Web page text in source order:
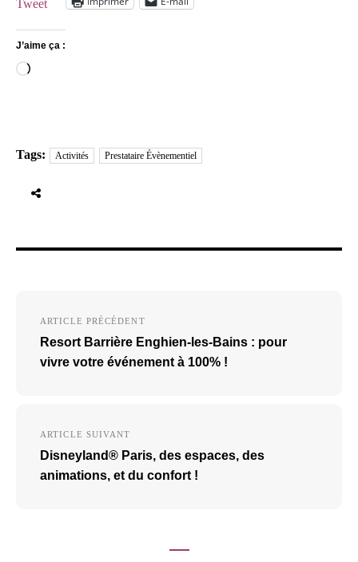
Tweet
J’aime ça :
Chargement…
Tags: Activités Prestataire Évènementiel
l’article
ARTICLE PRÉCÉDENT
Resort Barrière Enghien-les-Bains : pour
vivre votre événement à 100% !
ARTICLE SUIVANT
Disneyland® Paris, des espaces, des
animations, et du confort !